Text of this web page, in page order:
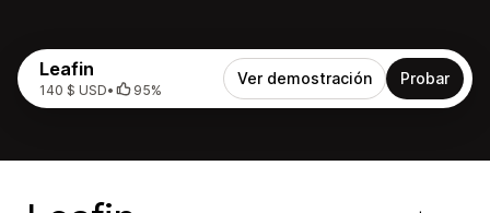
Leafin
140 $ USD• 95%
Ver demostración Probar